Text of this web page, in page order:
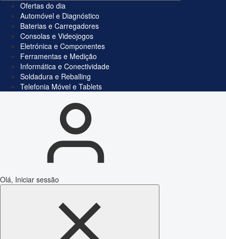
Ofertas do dia
Automóvel e Diagnóstico
Baterias e Carregadores
Consolas e Videojogos
Eletrónica e Componentes
Ferramentas e Medição
Informática e Conectividade
Soldadura e Reballing
Telefonia Móvel e Tablets
Olá, Iniciar sessão